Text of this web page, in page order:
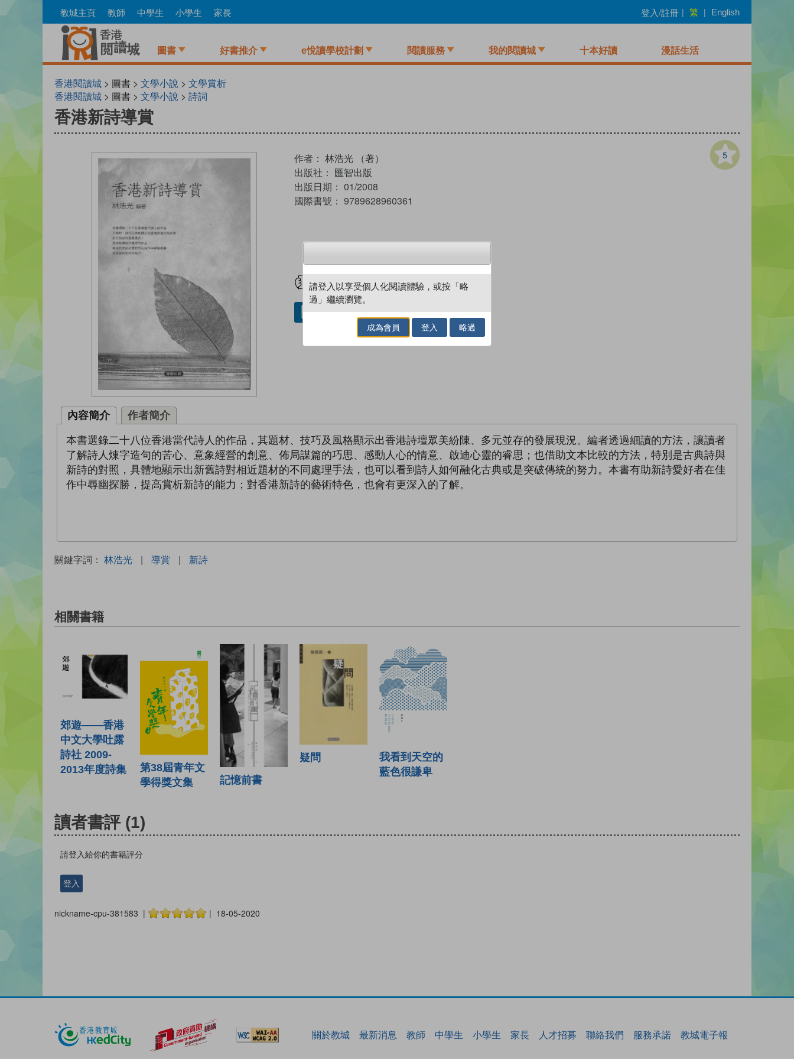
to
教城主頁 教師 中學生 小學生 家長 登入/註冊 | 繁 | English
圖書 好書推介 e悅讀學校計劃 閱讀服務 我的閱讀城 十本好讀 漫話生活
香港閱讀城 > 圖書 > 文學小說 > 文學賞析
香港閱讀城 > 圖書 > 文學小說 > 詩詞
香港新詩導賞
5
作者： 林浩光 （著）
出版社： 匯智出版
出版日期： 01/2008
國際書號： 9789628960361
試閲 加入閱讀紀錄
借閱實體書
內容簡介 作者簡介
本書選錄二十八位香港當代詩人的作品，其題材、技巧及風格顯示出香港詩壇眾美紛陳、多元並存的發展現況。編者透過細讀的方法，讓讀者
了解詩人煉字造句的苦心、意象經營的創意、佈局謀篇的巧思、感動人心的情意、啟迪心靈的睿思；也借助文本比較的方法，特別是古典詩與
新詩的對照，具體地顯示出新舊詩對相近題材的不同處理手法，也可以看到詩人如何融化古典或是突破傳統的努力。本書有助新詩愛好者在佳
作中尋幽探勝，提高賞析新詩的能力；對香港新詩的藝術特色，也會有更深入的了解。
關鍵字詞： 林浩光 | 導賞 | 新詩
相關書籍
郊遊——香港
中文大學吐露
詩社 2009-
2013年度詩集
第38屆青年文
學得獎文集
記憶前書
疑問
我看到天空的
藍色很謙卑
讀者書評 (1)
請登入給你的書籍評分
登入
nickname-cpu-381583 | | 18-05-2020
關於教城 最新消息 教師 中學生 小學生 家長 人才招募 聯絡我們 服務承諾 教城電子報
請登入以享受個人化閱讀體驗，或按「略
過」繼續瀏覽。
成為會員 登入 略過